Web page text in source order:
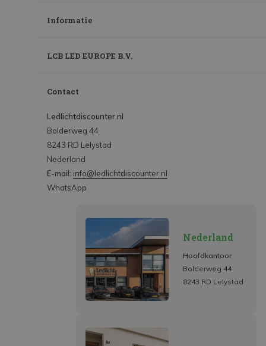
Informatie
LCB LED EUROPE B.V.
Contact
Ledlichtdiscounter.nl
Bolderweg 44
8243 RD Lelystad
Nederland
E-mail: info@ledlichtdiscounter.nl
WhatsApp
Nederland
Hoofdkantoor
Bolderweg 44
8243 RD Lelystad